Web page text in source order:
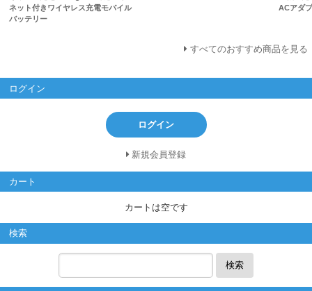
ネット付きワイヤレス充電モバイル
バッテリー
ACアダ
すべてのおすすめ商品を見る
ログイン
ログイン
新規会員登録
カート
カートは空です
検索
検索